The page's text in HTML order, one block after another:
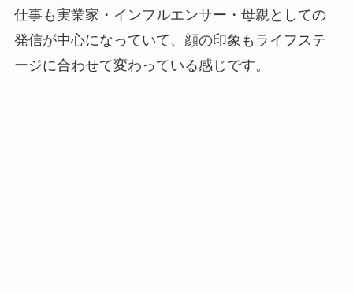
仕事も実業家・インフルエンサー・母親としての
発信が中心になっていて、顔の印象もライフステ
ージに合わせて変わっている感じです。